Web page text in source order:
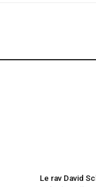
Le rav David